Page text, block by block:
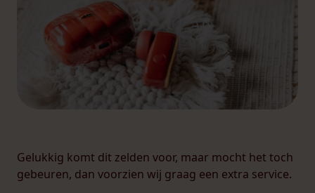
Gelukkig komt dit zelden voor, maar mocht het toch
gebeuren, dan voorzien wij graag een extra service.